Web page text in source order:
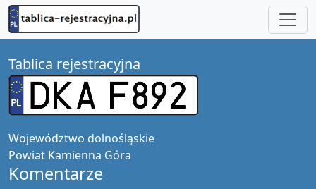
Tablica rejestracyjna
Województwo dolnośląskie
Powiat Kamienna Góra
Komentarze